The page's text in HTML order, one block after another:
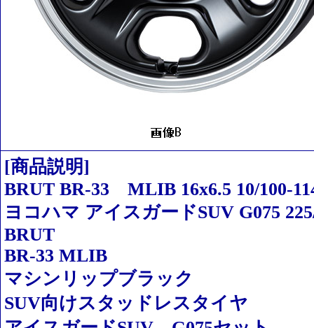
[商品説明]
BRUT BR-33 MLIB 16x6.5 10/100-
ヨコハマ アイスガードSUV G075
BRUT
BR-33 MLIB
マシンリップブラック
SUV向けスタッドレスタイヤ